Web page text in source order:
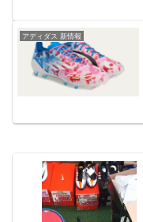
アディダス 新情報